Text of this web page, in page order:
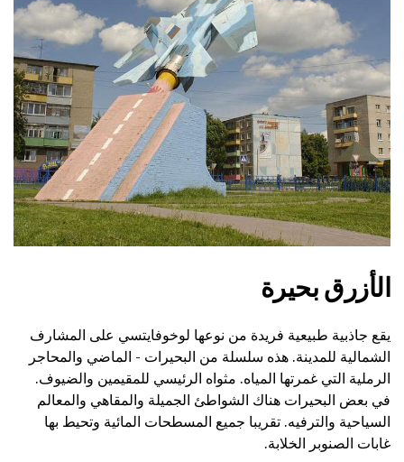
الأزرق بحيرة
يقع جاذبية طبيعية فريدة من نوعها لوخوفايتسي على المشارف
الشمالية للمدينة. هذه سلسلة من البحيرات - الماضي والمحاجر
الرملية التي غمرتها المياه. مثواه الرئيسي للمقيمين والضيوف.
في بعض البحيرات هناك الشواطئ الجميلة والمقاهي والمعالم
السياحية والترفيه. تقريبا جميع المسطحات المائية وتحيط بها
غابات الصنوبر الخلابة.